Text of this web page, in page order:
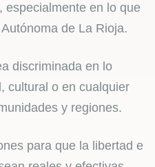
especialmente en lo que
de La Rioja.
discriminada en lo
cultural o en cualquier
y regiones.
para que la libertad e